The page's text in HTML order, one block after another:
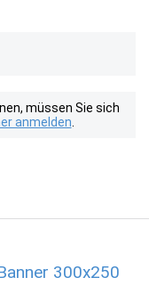
müssen Sie sich
anmelden
300x250